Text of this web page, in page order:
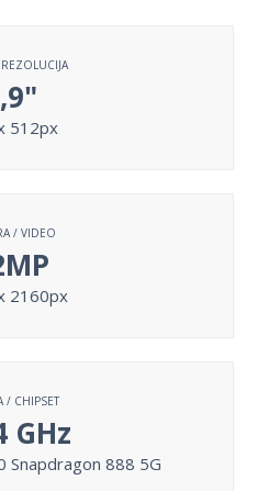
512px
/ VIDEO
2160px
/ CHIPSET
GHz
Snapdragon 888 5G